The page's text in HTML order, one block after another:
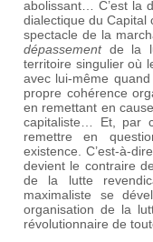
abolissant… C’est la
dialectique du Capital
spectacle de la
dépassement de la
territoire singulier où
avec lui-même
propre cohérence
en remettant en
capitaliste… Et, par
remettre en
existence. C’est-à-
devient le contraire
de la lutte
maximaliste se
organisation de la
révolutionnaire de